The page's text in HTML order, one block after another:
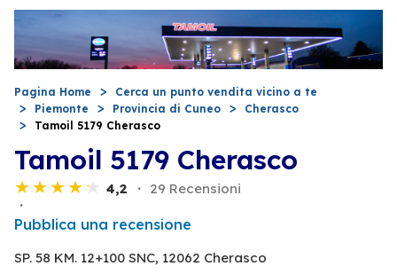
Pagina Home
Cerca un punto vendita vicino a te
Piemonte
Provincia di Cuneo
Cherasco
Tamoil 5179 Cherasco
Tamoil 5179 Cherasco
4,2 29 Recensioni
Pubblica una recensione
SP. 58 KM. 12+100 SNC, 12062 Cherasco